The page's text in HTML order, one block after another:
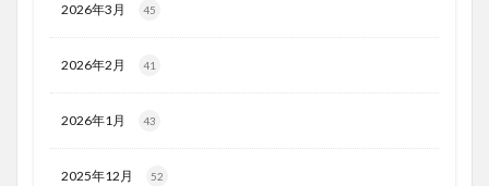
2026年3月 45
2026年2月 41
2026年1月 43
2025年12月 52